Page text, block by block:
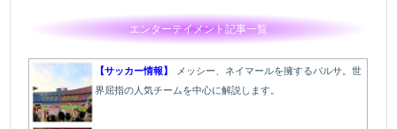
エンターテイメント記事一覧
【サッカー情報】
メッシー、ネイマールを擁するバルサ。世
界屈指の人気チームを中心に解説します。